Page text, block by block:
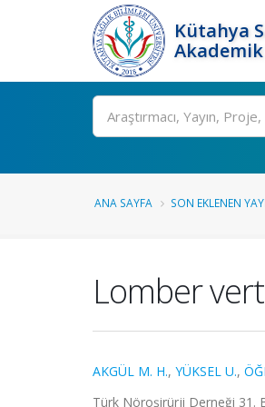
Kütahya
Ara
ANA SAYFA SON EKLENEN
Lomber
AKGÜL M. H., YÜKSEL U.,
Türk Nöroşirürji Derneği 31.